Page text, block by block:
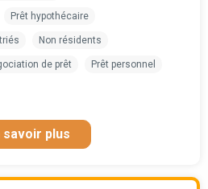
Prêt hypothécaire
Non résidents
de prêt Prêt personnel
savoir plus